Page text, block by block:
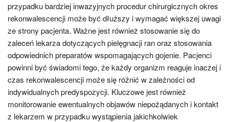
przypadku bardziej inwazyjnych procedur chirurgicznych okres
rekonwalescencji może być dłuższy i wymagać większej uwagi
ze strony pacjenta. Ważne jest również stosowanie się do
zaleceń lekarza dotyczących pielęgnacji ran oraz stosowania
odpowiednich preparatów wspomagających gojenie. Pacjenci
powinni być świadomi tego, że każdy organizm reaguje inaczej i
czas rekonwalescencji może się różnić w zależności od
indywidualnych predyspozycji. Kluczowe jest również
monitorowanie ewentualnych objawów niepożądanych i kontakt
z lekarzem w przypadku wystąpienia jakichkolwiek